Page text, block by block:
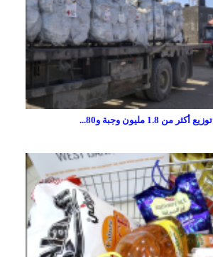
مليون وجبة و80...